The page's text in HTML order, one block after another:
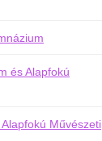
és Alapfokú
Művészeti